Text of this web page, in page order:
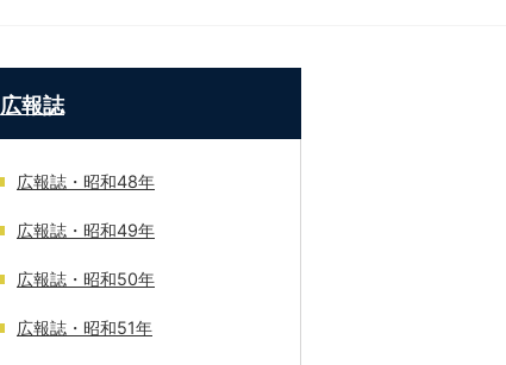
広報誌
広報誌・昭和48年
広報誌・昭和49年
広報誌・昭和50年
広報誌・昭和51年